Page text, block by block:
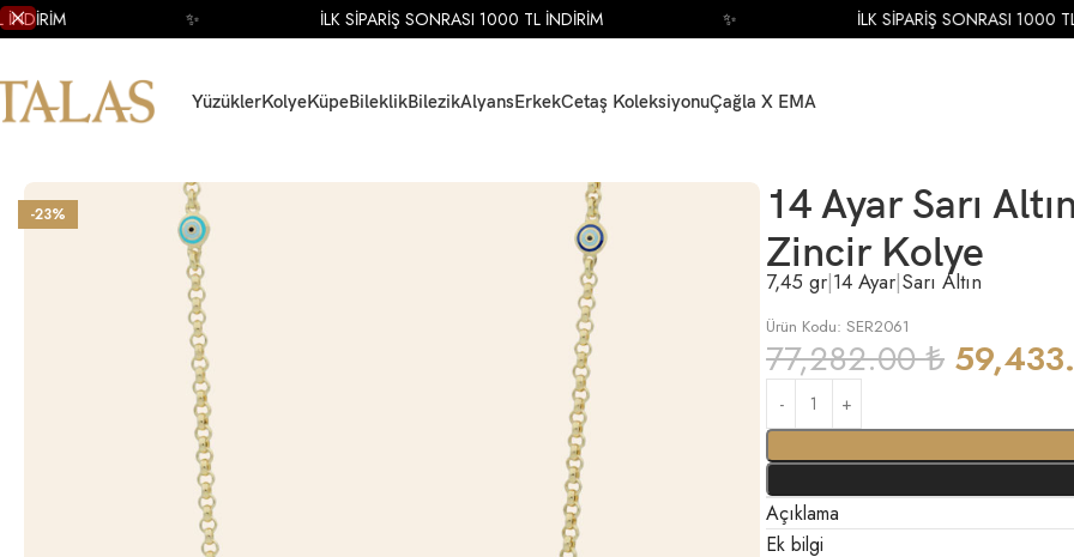
YüzüklerKolyeKüpeBileklikBilezikAlyansErkekCetaş KoleksiyonuÇağla X EMA
-23%
14 Ayar Sarı
Zincir Kolye
7,45 gr|14 Ayar|Sarı Altın
Ürün Kodu: SER2061
77,282.00₺
Açıklama
Ek bilgi
İLK SİPARİŞ SONRASI 1000 TL İNDİRİM İLK SİPARİŞ SONRASI 1000 TL